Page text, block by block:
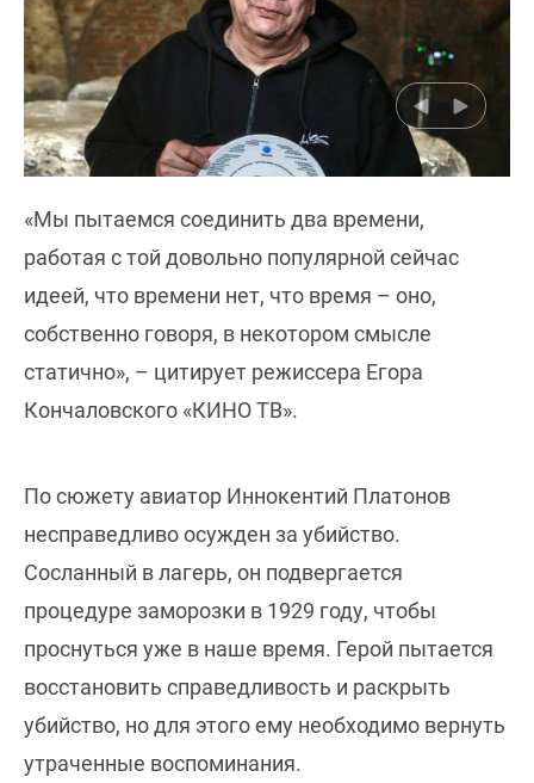
«Мы пытаемся соединить два времени,
работая с той довольно популярной сейчас
идеей, что времени нет, что время – оно,
собственно говоря, в некотором смысле
статично», – цитирует режиссера Егора
Кончаловского «КИНО ТВ».
По сюжету авиатор Иннокентий Платонов
несправедливо осужден за убийство.
Сосланный в лагерь, он подвергается
процедуре заморозки в 1929 году, чтобы
проснуться уже в наше время. Герой пытается
восстановить справедливость и раскрыть
убийство, но для этого ему необходимо вернуть
утраченные воспоминания.